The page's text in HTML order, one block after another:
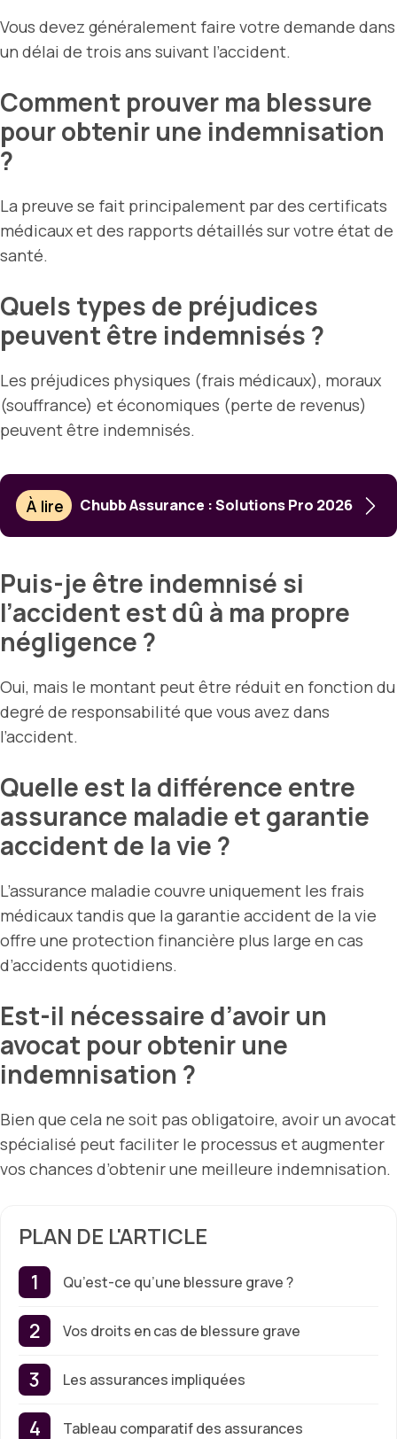
Vous devez généralement faire votre demande dans
un délai de trois ans suivant l’accident.
Comment prouver ma blessure
pour obtenir une indemnisation
?
La preuve se fait principalement par des certificats
médicaux et des rapports détaillés sur votre état de
santé.
Quels types de préjudices
peuvent être indemnisés ?
Les préjudices physiques (frais médicaux), moraux
(souffrance) et économiques (perte de revenus)
peuvent être indemnisés.
À lire Chubb Assurance : Solutions Pro 2026
Puis-je être indemnisé si
l’accident est dû à ma propre
négligence ?
Oui, mais le montant peut être réduit en fonction du
degré de responsabilité que vous avez dans
l’accident.
Quelle est la différence entre
assurance maladie et garantie
accident de la vie ?
L’assurance maladie couvre uniquement les frais
médicaux tandis que la garantie accident de la vie
offre une protection financière plus large en cas
d’accidents quotidiens.
Est-il nécessaire d’avoir un
avocat pour obtenir une
indemnisation ?
Bien que cela ne soit pas obligatoire, avoir un avocat
spécialisé peut faciliter le processus et augmenter
vos chances d’obtenir une meilleure indemnisation.
PLAN DE L'ARTICLE
Qu’est-ce qu’une blessure grave ?
Vos droits en cas de blessure grave
Les assurances impliquées
Tableau comparatif des assurances